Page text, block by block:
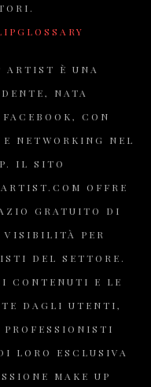
ARTIST È UNA
NATA
CON
NETWORKING NEL
IL SITO
OFFRE
GRATUITO DI
VISIBILITÀ PER
DEL SETTORE.
CONTENUTI E LE
DAGLI UTENTI,
LORO ESCLUSIVA
MAKE UP